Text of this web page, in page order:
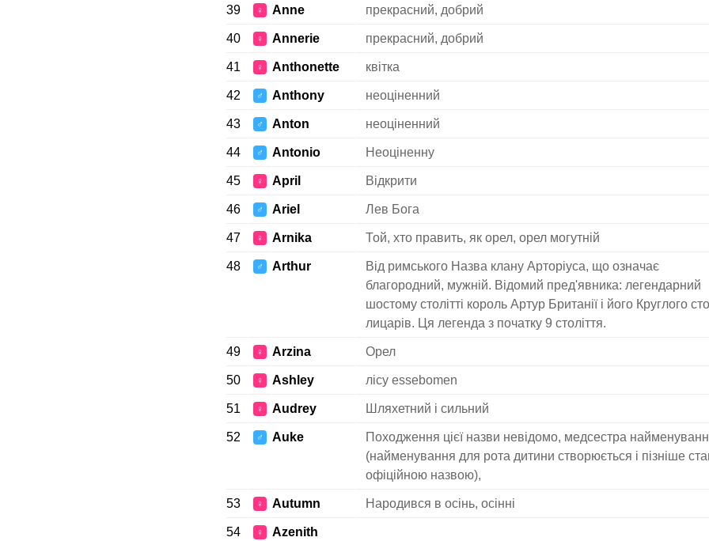
39 ♀ Anne прекрасний, добрий
40 ♀ Annerie прекрасний, добрий
41 ♀ Anthonette квітка
42 ♂ Anthony неоціненний
43 ♂ Anton неоціненний
44 ♂ Antonio Неоціненну
45 ♀ April Відкрити
46 ♂ Ariel Лев Бога
47 ♀ Arnika Той, хто править, як орел, орел могутній
48 ♂ Arthur
Від римського Назва клану Арторіуса, що означає
благородний, мужній. Відомий пред'явника: легендарний
шостому столітті король Артур Британії і його Круглого
лицарів. Ця легенда з початку 9 століття.
49 ♀ Arzina Орел
50 ♀ Ashley лісу essebomen
51 ♀ Audrey Шляхетний і сильний
52 ♂ Auke
Походження цієї назви невідомо, медсестра
(найменування для рота дитини створюється і пізніше
офіційною назвою),
53 ♀ Autumn Народився в осінь, осінні
54 ♀ Azenith